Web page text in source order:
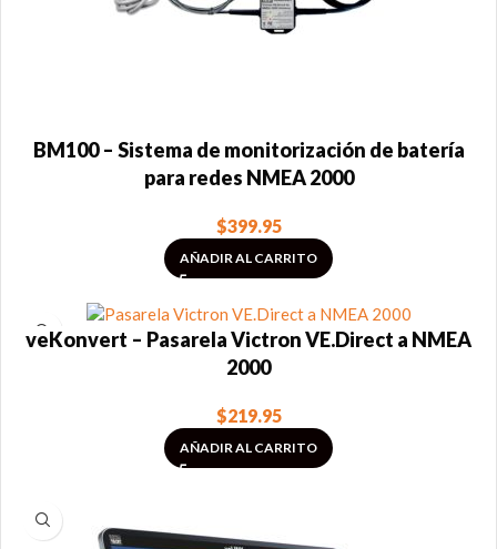
BM100 – Sistema de monitorización de batería
para redes NMEA 2000
$399.95
AÑADIR AL CARRITO
veKonvert – Pasarela Victron VE.Direct a NMEA
2000
$219.95
AÑADIR AL CARRITO